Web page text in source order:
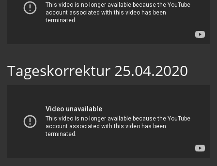
Tageskorrektur 25.04.2020